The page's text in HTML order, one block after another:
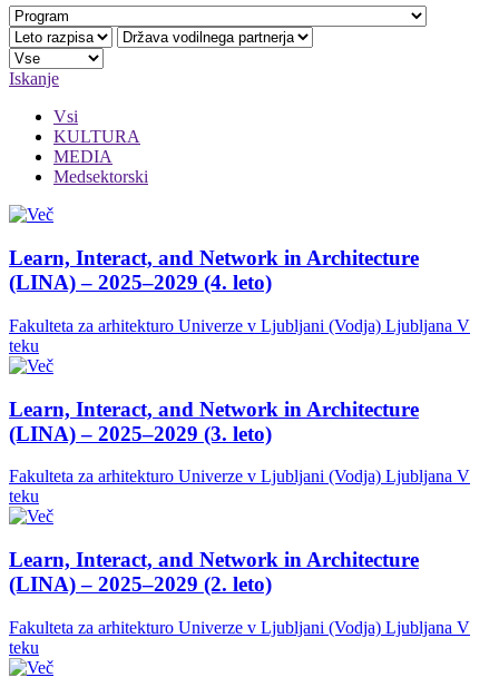
Iskanje
Vsi
KULTURA
MEDIA
Medsektorski
Learn, Interact, and Network in Architecture
(LINA) – 2025–2029 (4. leto)
Fakulteta za arhitekturo Univerze v Ljubljani (Vodja) Ljubljana V
teku
Learn, Interact, and Network in Architecture
(LINA) – 2025–2029 (3. leto)
Fakulteta za arhitekturo Univerze v Ljubljani (Vodja) Ljubljana V
teku
Learn, Interact, and Network in Architecture
(LINA) – 2025–2029 (2. leto)
Fakulteta za arhitekturo Univerze v Ljubljani (Vodja) Ljubljana V
teku